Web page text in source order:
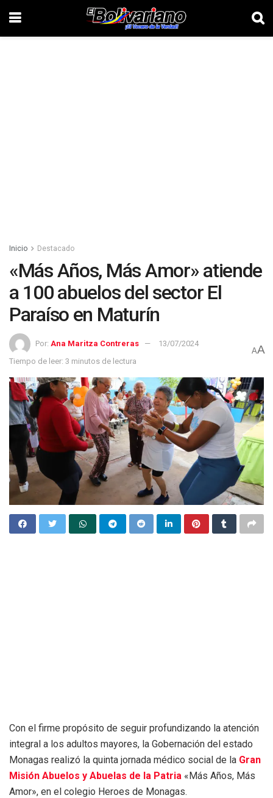
Inicio Destacado
«Más Años, Más Amor» atiende
a 100 abuelos del sector El
Paraíso en Maturín
Por: Ana Maritza Contreras
13/07/2024
Tiempo de leer: 3 minutos de lectura
AA
Con el firme propósito de seguir profundizando la atención
integral a los adultos mayores, la Gobernación del estado
Monagas realizó la quinta jornada médico social de la Gran
Misión Abuelos y Abuelas de la Patria «Más Años, Más
Amor», en el colegio Heroes de Monagas.